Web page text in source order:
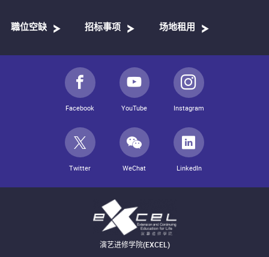
職位空缺 招标事项 场地租用
Facebook YouTube Instagram
Twitter WeChat LinkedIn
演艺进修学院(EXCEL)